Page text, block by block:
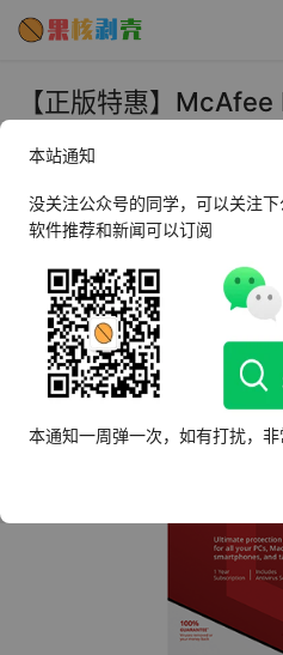
【正版特惠】
2020年5月14日 下午3:42 正版特
McAfee是国际上知名的安全
传电脑个人信息，隐私有保障
免费的安全软件，羊毛出在羊
本站通知
没关注公众号的同学，可以关注
软件推荐和新闻可以订阅
本通知一周弹一次，如有打扰，非